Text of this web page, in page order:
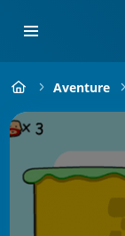
Aventure